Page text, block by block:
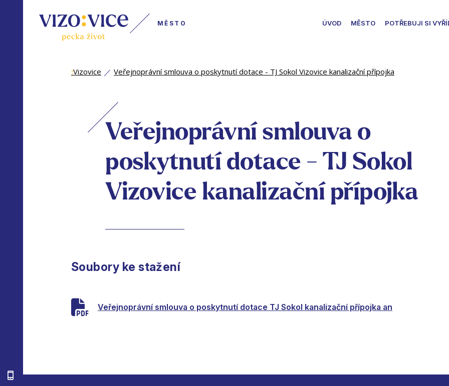
MĚSTO ÚVOD MĚSTO POTŘEBUJI SI
:Vizovice Veřejnoprávní smlouva o poskytnutí dotace - TJ Sokol Vizovice kanalizační přípojka
Veřejnoprávní smlouva o
poskytnutí dotace - TJ Sokol
Vizovice kanalizační přípojka
Soubory ke stažení
Veřejnoprávní smlouva o poskytnutí dotace TJ Sokol kanalizační přípojka an